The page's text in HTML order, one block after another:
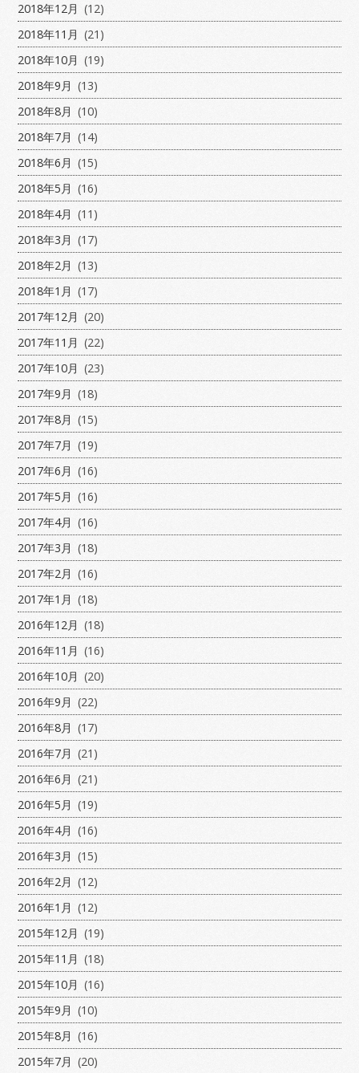
2018年12月 (12)
2018年11月 (21)
2018年10月 (19)
2018年9月 (13)
2018年8月 (10)
2018年7月 (14)
2018年6月 (15)
2018年5月 (16)
2018年4月 (11)
2018年3月 (17)
2018年2月 (13)
2018年1月 (17)
2017年12月 (20)
2017年11月 (22)
2017年10月 (23)
2017年9月 (18)
2017年8月 (15)
2017年7月 (19)
2017年6月 (16)
2017年5月 (16)
2017年4月 (16)
2017年3月 (18)
2017年2月 (16)
2017年1月 (18)
2016年12月 (18)
2016年11月 (16)
2016年10月 (20)
2016年9月 (22)
2016年8月 (17)
2016年7月 (21)
2016年6月 (21)
2016年5月 (19)
2016年4月 (16)
2016年3月 (15)
2016年2月 (12)
2016年1月 (12)
2015年12月 (19)
2015年11月 (18)
2015年10月 (16)
2015年9月 (10)
2015年8月 (16)
2015年7月 (20)